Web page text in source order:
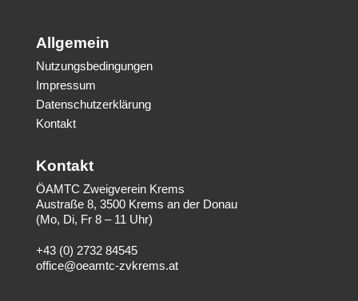
Allgemein
Nutzungsbedingungen
Impressum
Datenschutzerklärung
Kontakt
Kontakt
ÖAMTC Zweigverein Krems
Austraße 8, 3500 Krems an der Donau
(Mo, Di, Fr 8 – 11 Uhr)
+43 (0) 2732 84545
office@oeamtc-zvkrems.at